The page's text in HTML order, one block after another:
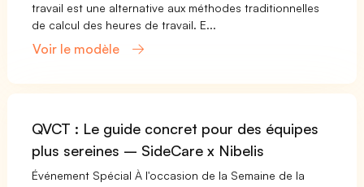
travail est une alternative aux méthodes traditionnelles
de calcul des heures de travail. E...
Voir le modèle
QVCT : Le guide concret pour des équipes
plus sereines – SideCare x Nibelis
Événement Spécial À l'occasion de la Semaine de la